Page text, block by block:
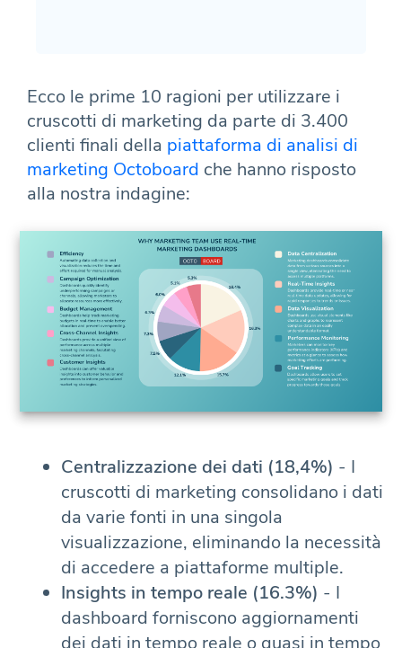
Ecco le prime 10 ragioni per utilizzare i
cruscotti di marketing da parte di 3.400
clienti finali della piattaforma di analisi di
marketing Octoboard che hanno risposto
alla nostra indagine:
Centralizzazione dei dati (18,4%) - I
cruscotti di marketing consolidano i dati
da varie fonti in una singola
visualizzazione, eliminando la necessità
di accedere a piattaforme multiple.
Insights in tempo reale (16.3%) - I
dashboard forniscono aggiornamenti